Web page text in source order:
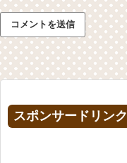
スポンサードリンク